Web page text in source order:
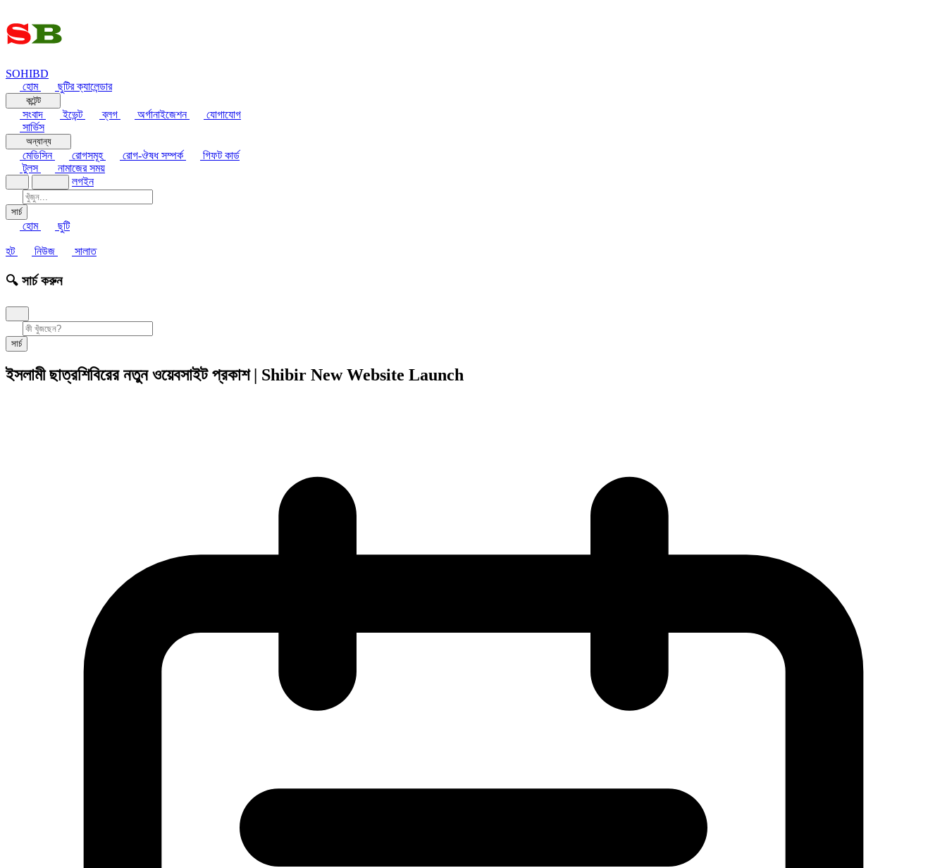
SOHIBD
হোম
ছুটির ক্যালেন্ডার
কন্টেন্ট
সংবাদ ইভেন্ট ব্লগ অর্গানাইজেশন
যোগাযোগ
সার্ভিস
অন্যান্য
মেডিসিন রোগসমূহ রোগ-ঔষধ সম্পর্ক
গিফট কার্ড
টুলস
নামাজের সময়
লগইন
সার্চ
হোম ছুটি
হট নিউজ সালাত
🔍 সার্চ করুন
সার্চ
ইসলামী ছাত্রশিবিরের নতুন ওয়েবসাইট প্রকাশ | Shibir New Website Launch